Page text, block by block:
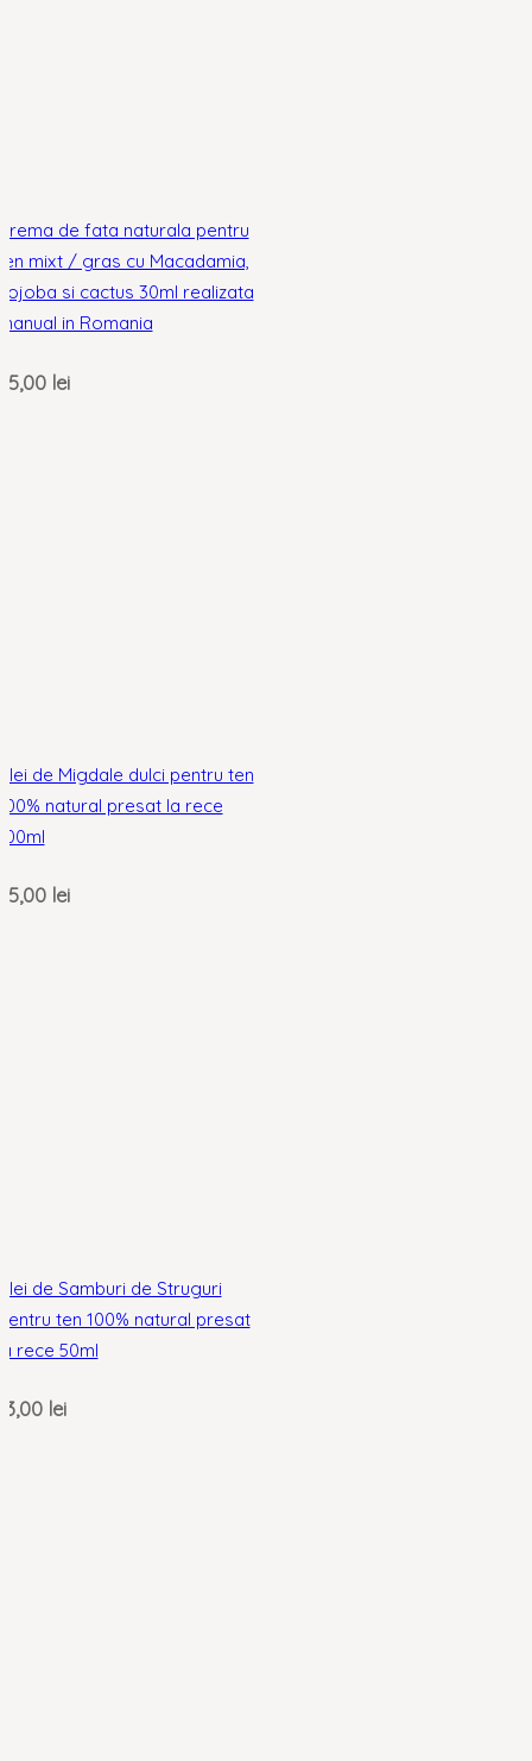
de fata naturala pentru
mixt / gras cu Macadamia,
si cactus 30ml realizata
in Romania
lei
de Migdale dulci pentru ten
natural presat la rece
lei
de Samburi de Struguri
ten 100% natural presat
rece 50ml
lei